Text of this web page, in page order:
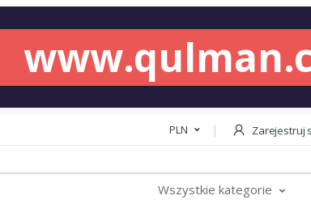
PLN Zarejestruj
Wszystkie kategorie